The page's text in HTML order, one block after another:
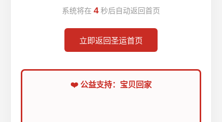
系统将在 4 秒后自动返回首页
立即返回圣运首页
❤️ 公益支持：宝贝回家